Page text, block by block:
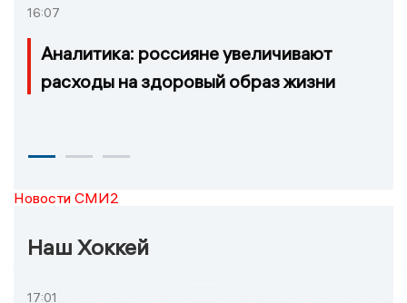
16:07
Аналитика: россияне увеличивают
расходы на здоровый образ жизни
Новости СМИ2
Наш Хоккей
17:01